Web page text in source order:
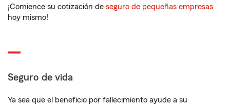
¡Comience su cotización de seguro de pequeñas empresas
hoy mismo!
Seguro de vida
Ya sea que el beneficio por fallecimiento ayude a su